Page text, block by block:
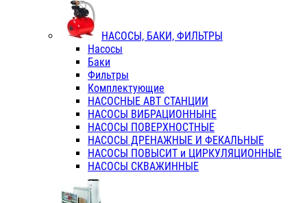
НАСОСЫ, БАКИ, ФИЛЬТРЫ
Насосы
Баки
Фильтры
Комплектующие
НАСОСНЫЕ АВТ СТАНЦИИ
НАСОСЫ ВИБРАЦИОННЫНЕ
НАСОСЫ ПОВЕРХНОСТНЫЕ
НАСОСЫ ДРЕНАЖНЫЕ И ФЕКАЛЬНЫЕ
НАСОСЫ ПОВЫСИТ и ЦИРКУЛЯЦИОННЫЕ
НАСОСЫ СКВАЖИННЫЕ